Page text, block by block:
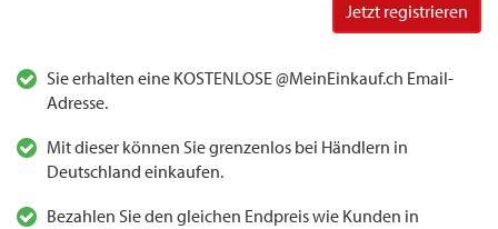
Jetzt registrieren
Sie erhalten eine KOSTENLOSE @MeinEinkauf.ch Email-
Adresse.
Mit dieser können Sie grenzenlos bei Händlern in
Deutschland einkaufen.
Bezahlen Sie den gleichen Endpreis wie Kunden in